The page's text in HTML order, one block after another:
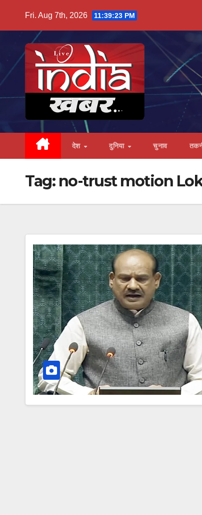
Fri. Aug 7th, 2026 11:39:24 PM
देश दुनिया चुनाव
Tag: no-trust motion